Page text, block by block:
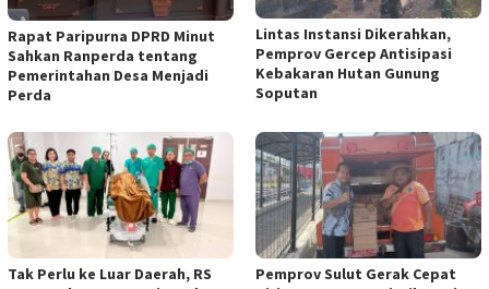
Rapat Paripurna DPRD Minut
Sahkan Ranperda tentang
Pemerintahan Desa Menjadi
Perda
Lintas Instansi Dikerahkan,
Pemprov Gercep Antisipasi
Kebakaran Hutan Gunung
Soputan
Tak Perlu ke Luar Daerah, RS
Pemprov Sulut Gerak Cepat